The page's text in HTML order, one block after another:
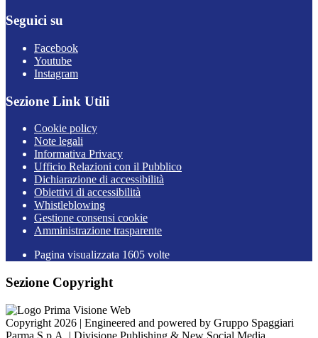
Seguici su
Facebook
Youtube
Instagram
Sezione Link Utili
Cookie policy
Note legali
Informativa Privacy
Ufficio Relazioni con il Pubblico
Dichiarazione di accessibilità
Obiettivi di accessibilità
Whistleblowing
Gestione consensi cookie
Amministrazione trasparente
Pagina visualizzata 1605 volte
Sezione Copyright
Copyright 2026 | Engineered and powered by Gruppo Spaggiari
Parma S.p.A. | Divisione Publishing & New Social Media